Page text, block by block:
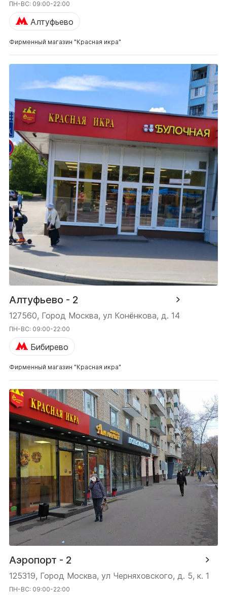
ПН-ВС: 09:00-22:00
Алтуфьево
Фирменный магазин "Красная икра"
Алтуфьево - 2
127560, Город Москва, ул Конёнкова, д. 14
ПН-ВС: 09:00-22:00
Бибирево
Фирменный магазин "Красная икра"
Аэропорт - 2
125319, Город Москва, ул Черняховского, д. 5, к. 1
ПН-ВС: 09:00-22:00